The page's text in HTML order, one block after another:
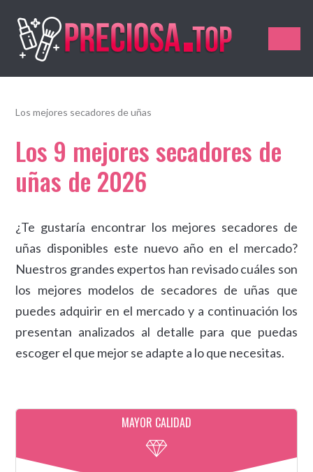
Preciosa.Top
Los mejores secadores de uñas
Los 9 mejores secadores de
uñas de 2026
¿Te gustaría encontrar los mejores secadores de
uñas disponibles este nuevo año en el mercado?
Nuestros grandes expertos han revisado cuáles son
los mejores modelos de secadores de uñas que
puedes adquirir en el mercado y a continuación los
presentan analizados al detalle para que puedas
escoger el que mejor se adapte a lo que necesitas.
MAYOR CALIDAD